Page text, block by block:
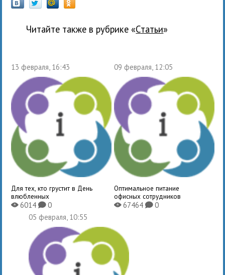
Читайте также в рубрике « Статьи»
13 февраля, 16:43
Для тех, кто грустит в День
влюбленных
X6014K0
09 февраля, 12:05
Оптимальное питание
офисных сотрудников
X67464 K0
05 февраля, 10:55